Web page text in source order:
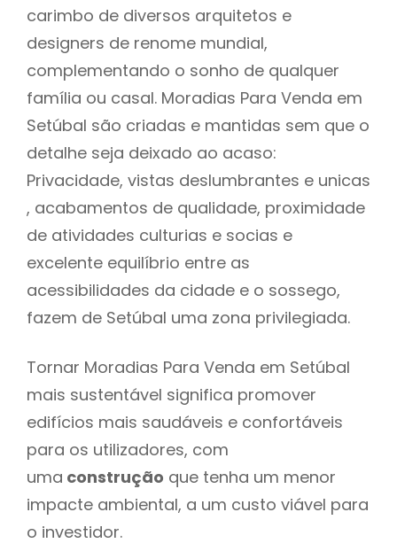
carimbo de diversos arquitetos e
designers de renome mundial,
complementando o sonho de qualquer
família ou casal. Moradias Para Venda em
Setúbal são criadas e mantidas sem que o
detalhe seja deixado ao acaso:
Privacidade, vistas deslumbrantes e unicas
, acabamentos de qualidade, proximidade
de atividades culturias e socias e
excelente equilíbrio entre as
acessibilidades da cidade e o sossego,
fazem de Setúbal uma zona privilegiada.
Tornar Moradias Para Venda em Setúbal
mais sustentável significa promover
edifícios mais saudáveis e confortáveis
para os utilizadores, com
uma construção que tenha um menor
impacte ambiental, a um custo viável para
o investidor.